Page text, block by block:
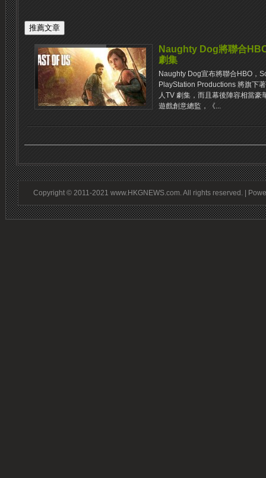
Naughty Dog將聯合
劇集
Naughty Dog宣布將聯合HBO，
PlayStation Productions 將旗下
人TV 劇集，而且幕後陣容相當
遊戲創意總監，《...
Copyright © 2011-2021 www.HKGNEWS.com. All rights reserved. |